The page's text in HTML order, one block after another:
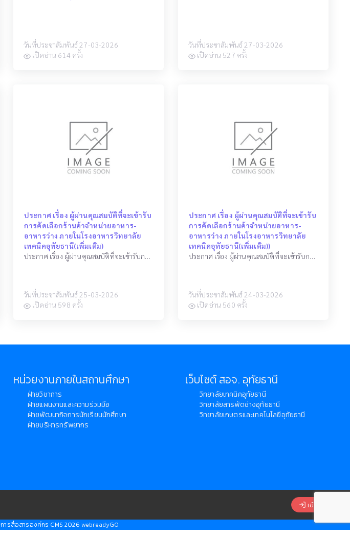
วันที่ประชาสัมพันธ์ 27-03-2026
เปิดอ่าน 614 ครั้ง
วันที่ประชาสัมพันธ์ 27-03-2026
เปิดอ่าน 527 ครั้ง
ประกาศ เรื่อง ผู้ผ่านคุณสมบัติที่จะเข้ารับ
การคัดเลือกร้านค้าจำหน่ายอาหาร-
อาหารว่าง ภายในโรงอาหารวิทยาลัย
เทคนิคอุทัยธานี(เพิ่มเติม)
ประกาศ เรื่อง ผู้ผ่านคุณสมบัติที่จะเข้ารับการคัดเลือกร้านค้าจำหน่ายอาหาร-อาหารว่าง ภายในโรงอาหารวิทยาลัยเทคนิคอุทัยธานี(เพิ่มเติม)
วันที่ประชาสัมพันธ์ 25-03-2026
เปิดอ่าน 598 ครั้ง
ประกาศ เรื่อง ผู้ผ่านคุณสมบัติที่จะเข้ารับ
การคัดเลือกร้านค้าจำหน่ายอาหาร-
อาหารว่าง ภายในโรงอาหารวิทยาลัย
เทคนิคอุทัยธานี(เพิ่มเติม))
ประกาศ เรื่อง ผู้ผ่านคุณสมบัติที่จะเข้ารับการคัดเลือกร้านค้าจำหน่ายอาหาร-อาหารว่าง ภายในโรงอาหารวิทยาลัยเทคนิคอุทัยธานี(เพิ่มเติม))
วันที่ประชาสัมพันธ์ 24-03-2026
เปิดอ่าน 560 ครั้ง
หน่วยงานภายในสถานศึกษา
ฝ่ายวิชาการ
ฝ่ายแผนงานและความร่วมมือ
ฝ่ายพัฒนากิจการนักเรียนนักศึกษา
ฝ่ายบริหารทรัพยากร
เว็บไซต์ สอจ. อุทัยธานี
วิทยาลัยเทคนิคอุทัยธานี
วิทยาลัยสารพัดช่างอุทัยธานี
วิทยาลัยเกษตรและเทคโนโลยีอุทัยธานี
เข้าสู่ระบบ
ารสื่อสารองค์กร CMS 2026 webreadyGO